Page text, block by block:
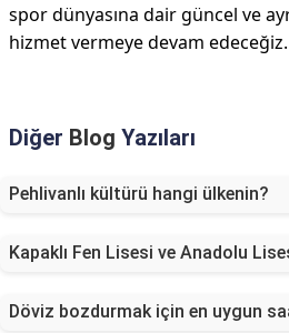
spor dünyasına dair güncel ve
hizmet vermeye devam edeceğiz.
Diğer Blog Yazıları
Pehlivanlı kültürü hangi ülkenin?
Kapaklı Fen Lisesi ve Anadolu
Döviz bozdurmak için en uygun